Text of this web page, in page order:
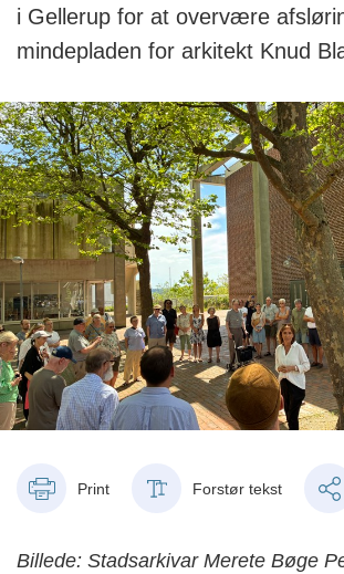
i Gellerup for at overvære
mindepladen for arkitekt Knud
Print Forstør tekst
Billede: Stadsarkivar Merete Bøge